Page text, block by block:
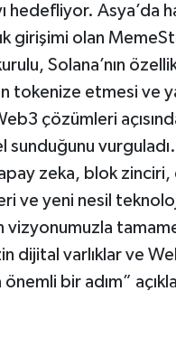
hedefliyor. Asya’da
girişimi olan
Solana’nın
tokenize etmesi ve
çözümleri
sunduğunu
zeka, blok
ve yeni nesil
vizyonumuzla
dijital varlıklar ve
önemli bir adım”